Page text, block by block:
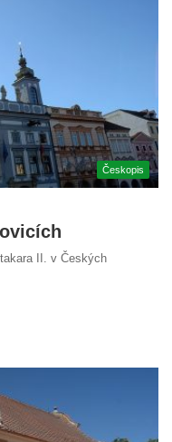
Českopis
II. v Českých